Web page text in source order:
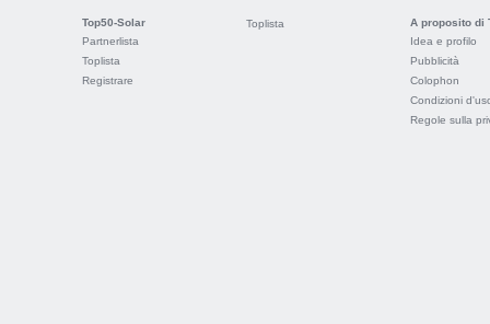
Top50-Solar
Partnerlista
Toplista
Registrare
Toplista
A proposito di
Idea e profilo
Pubblicità
Colophon
Condizioni
Regole sulla